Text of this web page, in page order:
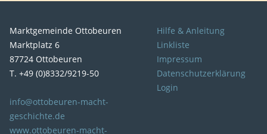
Marktgemeinde Ottobeuren
Marktplatz 6
87724 Ottobeuren
T. +49 (0)8332/9219-50
info@ottobeuren-macht-
geschichte.de
www.ottobeuren-macht-
Hilfe & Anleitung
Linkliste
Impressum
Datenschutzerklärung
Login